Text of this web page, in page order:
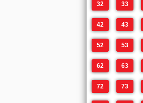
32 33
42 43
52 53
62 63
72 73